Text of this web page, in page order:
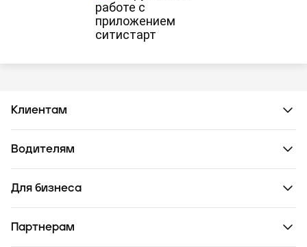
Клиентам
Водителям
Для бизнеса
Партнерам